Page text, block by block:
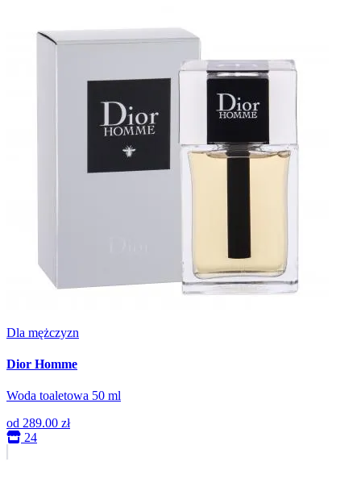
Dla mężczyzn
Dior Homme
Woda toaletowa 50 ml
od 289.00 zł
24